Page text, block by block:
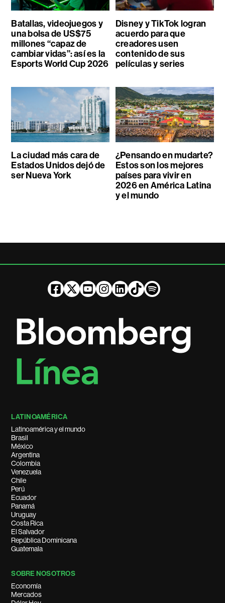
Batallas, videojuegos y
una bolsa de US$75
millones “capaz de
cambiar vidas”: así es la
Esports World Cup 2026
Disney y TikTok logran
acuerdo para que
creadores usen
contenido de sus
películas y series
La ciudad más cara de
Estados Unidos dejó de
ser Nueva York
¿Pensando en mudarte?
Estos son los mejores
países para vivir en
2026 en América Latina
y el mundo
LATINOAMÉRICA
Latinoamérica y el mundo
Brasil
México
Argentina
Colombia
Venezuela
Chile
Perú
Ecuador
Panamá
Uruguay
Costa Rica
El Salvador
República Dominicana
Guatemala
SOBRE NOSOTROS
Economía
Mercados